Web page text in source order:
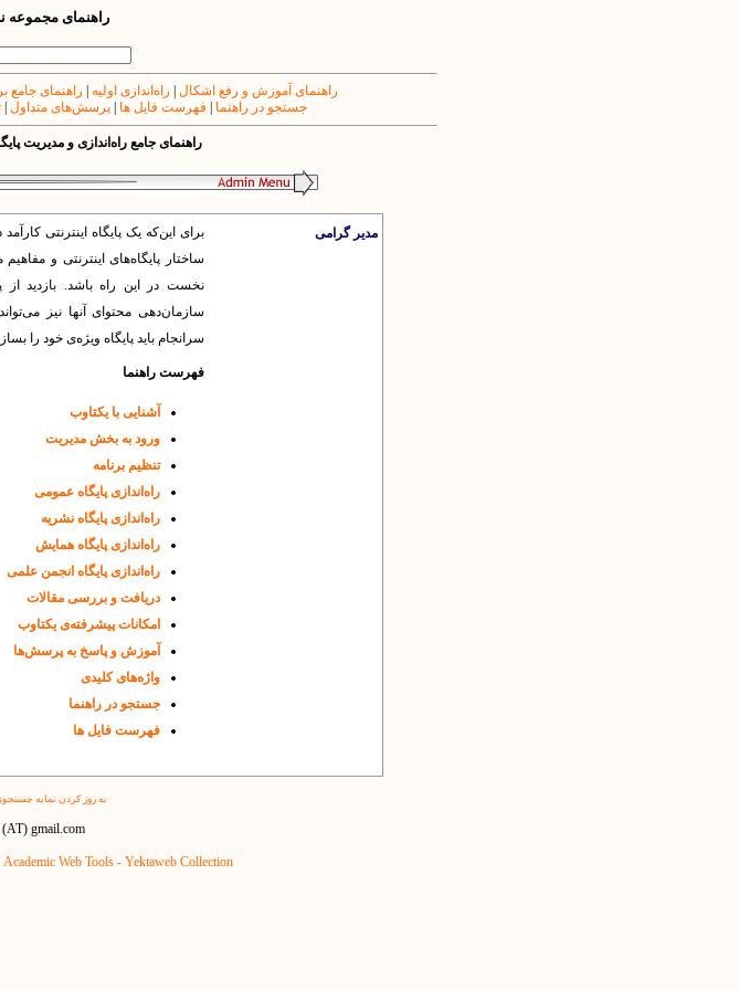
راهنمای مجموعه
راهنمای آموزش و رفع اشکال راه‌اندازی اولیه راهنمای جامع
جستجو در راهنما
فهرست فایل ها پرسش‌های متداول
راهنمای جامع راه‌اندازی و مدیریت
مدیر گرامی
برای این‌که یک پایگاه اینترنتی
ساختار پایگاه‌های‌ اینترنتی و
نخست در این راه باشد. بازدید از
سازمان‌دهی محتوای آنها‌ نیز
سرانجام باید پایگاه وی‍ژه‌ی خود را
فهرست راهنما
آشنایی با یکتاوب
ورود به بخش مدیریت
تنظیم برنامه
راه‌اندازی پایگاه عمومی
راه‌اندازی پایگاه نشریه
راه‌اندازی پایگاه همایش
راه‌اندازی پایگاه انجمن علمی
دریافت و بررسی مقالات
امکانات پیشرفته‌ی یکتاوب
آموزش و پاسخ به پرسش‌ها
واژه‌های کلیدی
جستجو در راهنما
فهرست فایل ها
به روز کردن نمایه
gmail.com
Academic Web Tools - Yektaweb Collection - مجموعه مدیریت یکپارچه پایگاه‌های اینترنتی